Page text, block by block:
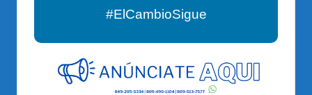
#ElCambioSigue